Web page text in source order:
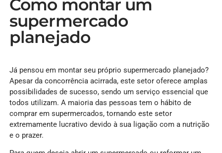
Como montar um
supermercado
planejado
Já pensou em montar seu próprio supermercado planejado?
Apesar da concorrência acirrada, este setor oferece amplas
possibilidades de sucesso, sendo um serviço essencial que
todos utilizam. A maioria das pessoas tem o hábito de
comprar em supermercados, tornando este setor
extremamente lucrativo devido à sua ligação com a nutrição
e o prazer.